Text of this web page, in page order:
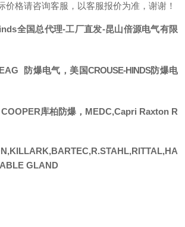
价格请咨询客服，以客服报价为准，谢谢！
s全国总代理-工厂直发-昆山倍源电气有限
防爆电气，美国CROUSE-HINDS防爆电
COOPER库柏防爆， MEDC,Capri Raxton R
GLAND